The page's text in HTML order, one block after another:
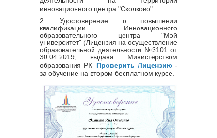
инновационного центра "Сколково".
2. Удостоверение о повышении
квалификации Инновационного
образовательного центра "Мой
университет" (Лицензия на осуществление
образовательной деятельности №3101 от
30.04.2019, выдана Министерством
образования РК. Проверить Лицензию -
за обучение на втором бесплатном курсе.